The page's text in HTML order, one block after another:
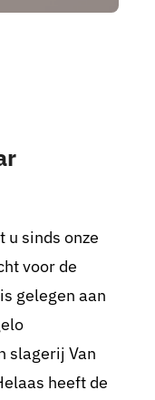
u sinds onze
voor de
gelegen aan
slagerij Van
heeft de